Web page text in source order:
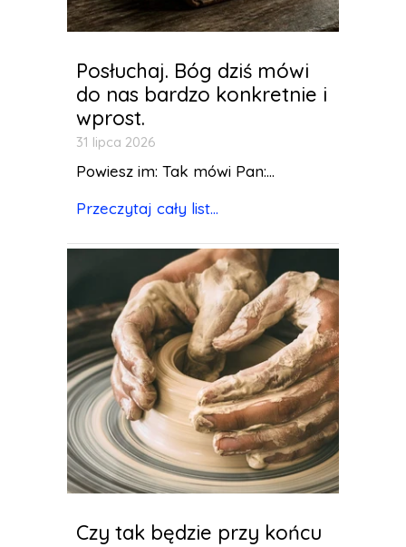
Posłuchaj. Bóg dziś mówi
do nas bardzo konkretnie i
wprost.
31 lipca 2026
Powiesz im: Tak mówi Pan:...
Przeczytaj cały list...
Czy tak będzie przy końcu